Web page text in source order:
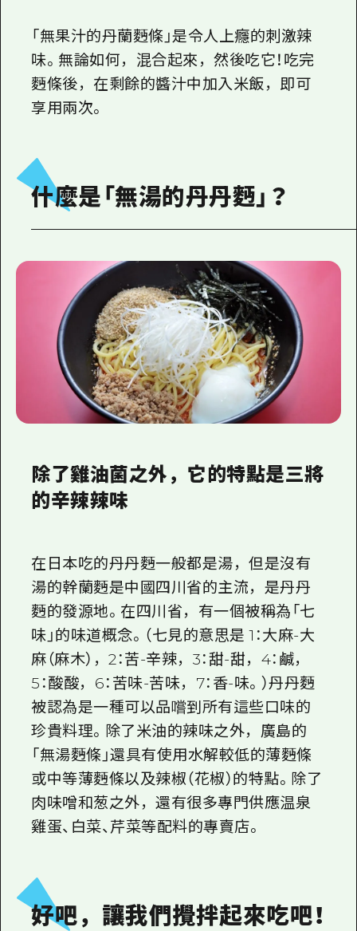
志願者指南
廣島視頻
常見問題
廣島縣觀光宣傳冊
「無果汁的丹蘭麪條」是令人上癮的刺激辣
味。無論如何，混合起來，然後吃它！吃完
麪條後，在剩餘的醬汁中加入米飯，即可
享用兩次。
什麼是「無湯的丹丹麪」？
除了雞油菌之外，它的特點是三將
的辛辣辣味
在日本吃的丹丹麪一般都是湯，但是沒有
湯的幹蘭麪是中國四川省的主流，是丹丹
麪的發源地。在四川省，有一個被稱為「七
味」的味道概念。（七見的意思是 1：大麻-大
麻（麻木），2：苦-辛辣，3：甜-甜，4：鹹，
5：酸酸，6：苦味-苦味，7：香-味。）丹丹麪
被認為是一種可以品嚐到所有這些口味的
珍貴料理。除了米油的辣味之外，廣島的
「無湯麪條」還具有使用水解較低的薄麪條
或中等薄麪條以及辣椒（花椒）的特點。除了
肉味噌和葱之外，還有很多專門供應温泉
雞蛋、白菜、芹菜等配料的專賣店。
好吧，讓我們攪拌起來吃吧！